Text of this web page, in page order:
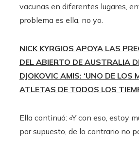
vacunas en diferentes lugares,
problema es ella, no yo.
NICK KYRGIOS APOYA LAS
DEL ABIERTO DE AUSTRALIA
DJOKOVIC AMIS: ‘UNO DE LOS
ATLETAS DE TODOS LOS
Ella continuó: «Y con eso, estoy
por supuesto, de lo contrario no